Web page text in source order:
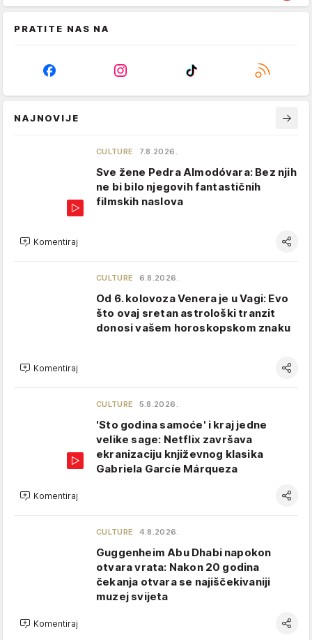
PRATITE NAS NA
NAJNOVIJE
CULTURE 7.8.2026.
Sve žene Pedra Almodóvara: Bez njih
ne bi bilo njegovih fantastičnih
filmskih naslova
Komentiraj
CULTURE 6.8.2026.
Od 6. kolovoza Venera je u Vagi: Evo
što ovaj sretan astrološki tranzit
donosi vašem horoskopskom znaku
Komentiraj
CULTURE 5.8.2026.
'Sto godina samoće' i kraj jedne
velike sage: Netflix završava
ekranizaciju književnog klasika
Gabriela Garcíe Márqueza
Komentiraj
CULTURE 4.8.2026.
Guggenheim Abu Dhabi napokon
otvara vrata: Nakon 20 godina
čekanja otvara se najiščekivaniji
muzej svijeta
Komentiraj